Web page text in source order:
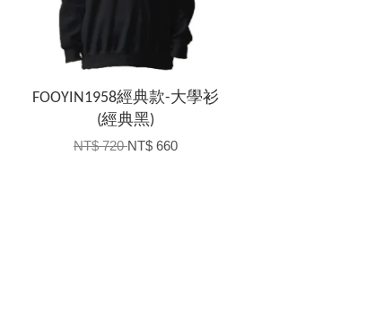
FOOYIN1958經典款-大學衫
(經典黑)
NT$ 720NT$ 660